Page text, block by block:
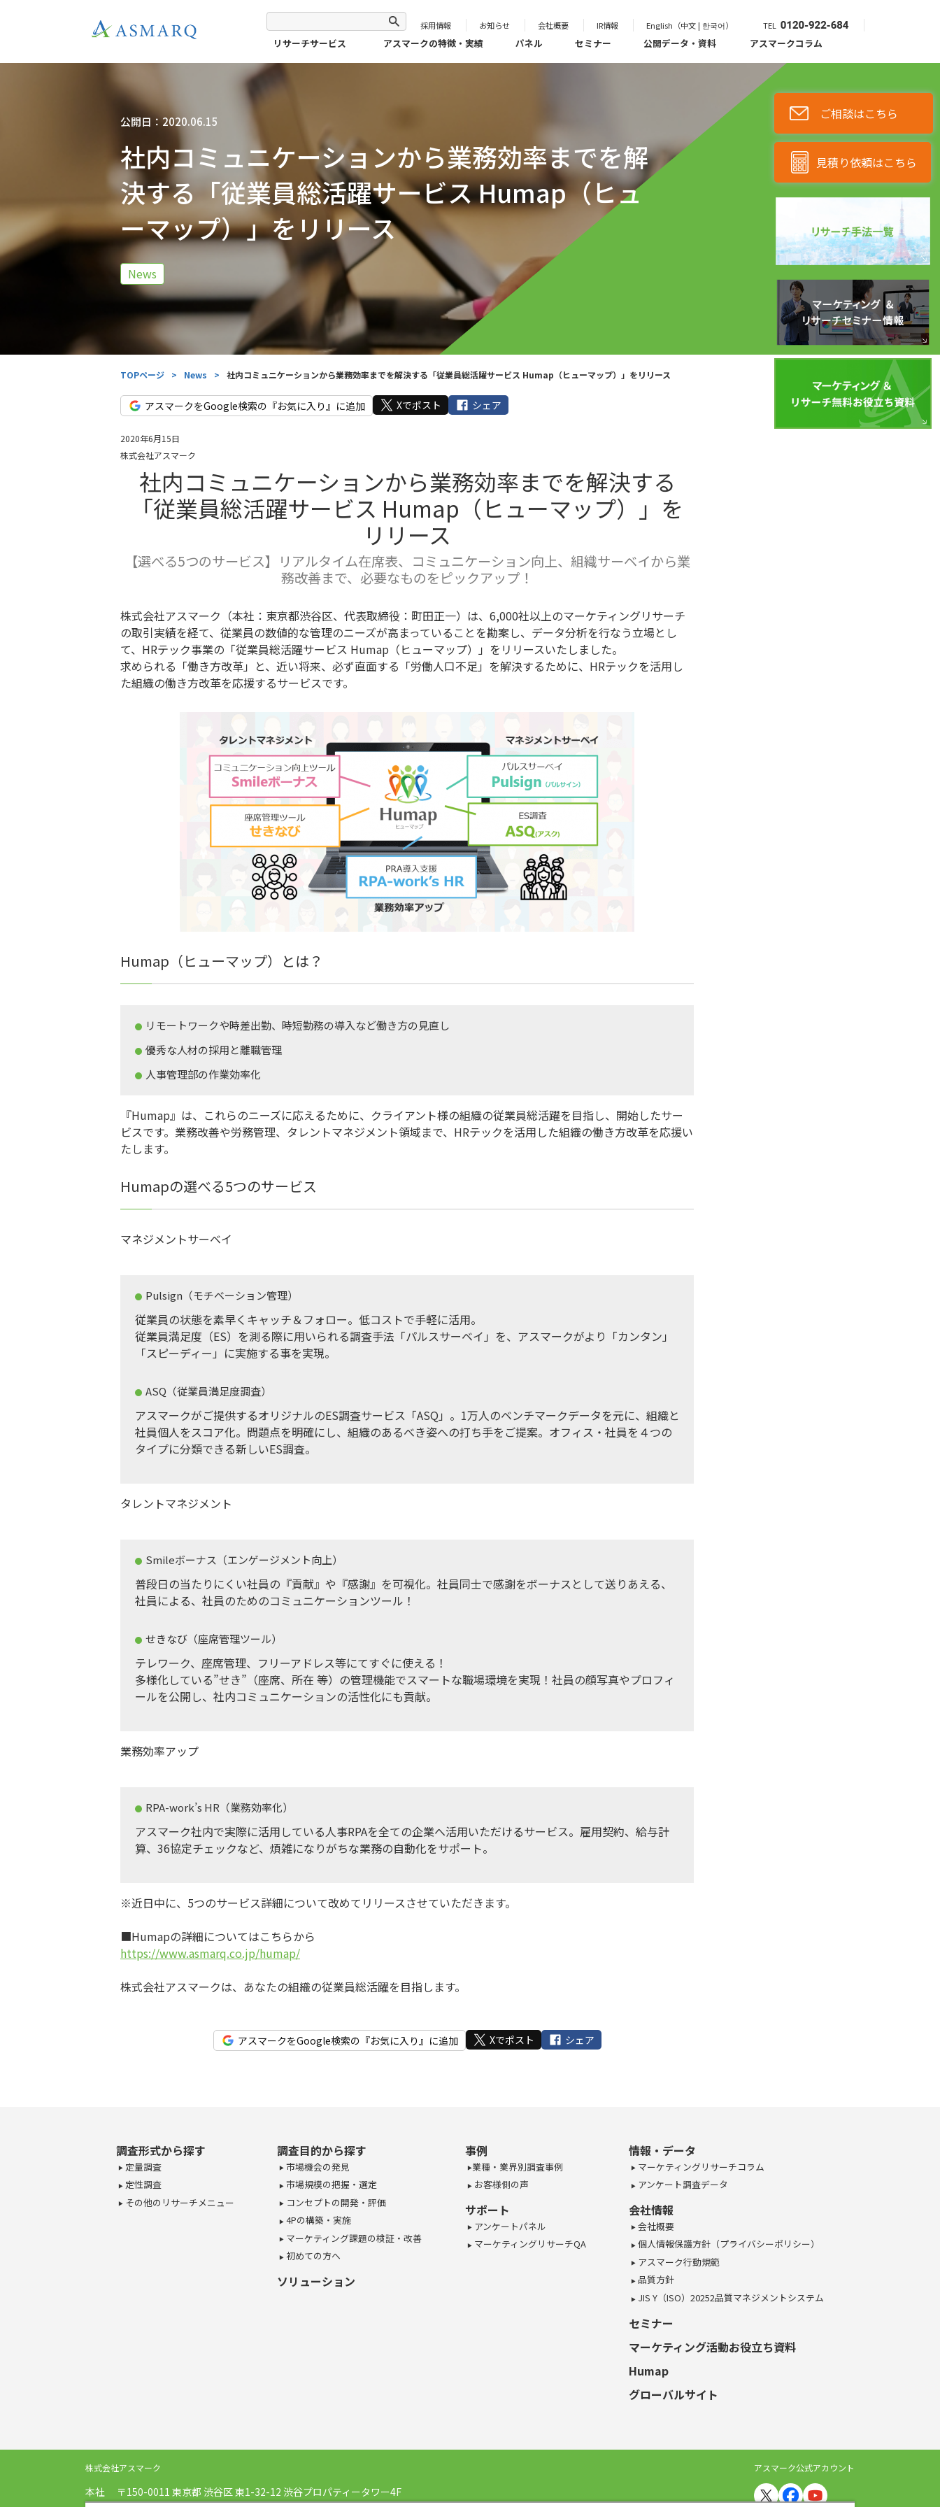
採用情報 お知らせ 会社概要 IR情報 English（中文 | 한국어） TEL
リサーチサービス アスマークの特徴・実績 パネル セミナー 公開データ・資料 アスマークコラム
見積り依頼はこちら
ご相談はこちら
公開日：2020.06.15
社内コミュニケーションから業務効率までを解
決する「従業員総活躍サービス Humap（ヒュ
ーマップ）」をリリース
News
TOPページ > News > 社内コミュニケーションから業務効率までを解決する「従業員総活躍サービス Humap（ヒューマップ）」をリリース
アスマークをGoogle検索の『お気に入り』に追加 Xでポスト シェア
2020年6月15日
株式会社アスマーク
社内コミュニケーションから業務効率までを解決する
「従業員総活躍サービス Humap（ヒューマップ）」を
リリース
【選べる5つのサービス】リアルタイム在席表、コミュニケーション向上、組織サーベイから業
務改善まで、必要なものをピックアップ！
株式会社アスマーク（本社：東京都渋谷区、代表取締役：町田正一）は、6,000社以上のマーケティングリサーチ
の取引実績を経て、従業員の数値的な管理のニーズが高まっていることを勘案し、データ分析を行なう立場とし
て、HRテック事業の「従業員総活躍サービス Humap（ヒューマップ）」をリリースいたしました。
求められる「働き方改革」と、近い将来、必ず直面する「労働人口不足」を解決するために、HRテックを活用し
た組織の働き方改革を応援するサービスです。
Humap（ヒューマップ）とは？
リモートワークや時差出勤、時短勤務の導入など働き方の見直し
優秀な人材の採用と離職管理
人事管理部の作業効率化
『Humap』は、これらのニーズに応えるために、クライアント様の組織の従業員総活躍を目指し、開始したサー
ビスです。業務改善や労務管理、タレントマネジメント領域まで、HRテックを活用した組織の働き方改革を応援い
たします。
Humapの選べる5つのサービス
マネジメントサーベイ
Pulsign（モチベーション管理）
従業員の状態を素早くキャッチ＆フォロー。低コストで手軽に活用。
従業員満足度（ES）を測る際に用いられる調査手法「パルスサーベイ」を、アスマークがより「カンタン」
「スピーディー」に実施する事を実現。
ASQ（従業員満足度調査）
アスマークがご提供するオリジナルのES調査サービス「ASQ」。1万人のベンチマークデータを元に、組織と
社員個人をスコア化。問題点を明確にし、組織のあるべき姿への打ち手をご提案。オフィス・社員を４つの
タイプに分類できる新しいES調査。
タレントマネジメント
Smileボーナス（エンゲージメント向上）
普段日の当たりにくい社員の『貢献』や『感謝』を可視化。社員同士で感謝をボーナスとして送りあえる、
社員による、社員のためのコミュニケーションツール！
せきなび（座席管理ツール）
テレワーク、座席管理、フリーアドレス等にてすぐに使える！
多様化している”せき”（座席、所在 等）の管理機能でスマートな職場環境を実現！社員の顔写真やプロフィ
ールを公開し、社内コミュニケーションの活性化にも貢献。
業務効率アップ
RPA-work’s HR（業務効率化）
アスマーク社内で実際に活用している人事RPAを全ての企業へ活用いただけるサービス。雇用契約、給与計
算、36協定チェックなど、煩雑になりがちな業務の自動化をサポート。
※近日中に、5つのサービス詳細について改めてリリースさせていただきます。
■Humapの詳細についてはこちらから
https://www.asmarq.co.jp/humap/
株式会社アスマークは、あなたの組織の従業員総活躍を目指します。
アスマークをGoogle検索の『お気に入り』に追加 Xでポスト シェア
調査形式から探す
定量調査
定性調査
その他のリサーチメニュー
調査目的から探す
市場機会の発見
市場規模の把握・選定
コンセプトの開発・評価
4Pの構築・実施
マーケティング課題の検証・改善
初めての方へ
ソリューション
事例
業種・業界別調査事例
お客様側の声
サポート
アンケートパネル
マーケティングリサーチQA
情報・データ
マーケティングリサーチコラム
アンケート調査データ
会社情報
会社概要
個人情報保護方針（プライバシーポリシー）
アスマーク行動規範
品質方針
JIS Y（ISO）20252品質マネジメントシステム
セミナー
マーケティング活動お役立ち資料
Humap
グローバルサイト
株式会社アスマーク
本社 〒150-0011 東京都 渋谷区東1-32-12 渋谷プロパティータワー4F
アスマーク公式アカウント